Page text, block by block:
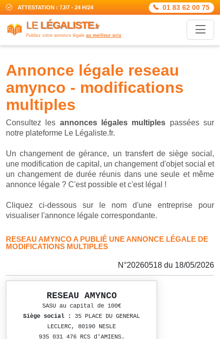
ATTESTATION : 7J/7 - 24 H/24 01 83 62 00 75
LE LÉGALISTE.fr
Publiez votre annonce légale au meilleur prix
annonce légale reseau
amynco - modifications
multiples
Consultez les annonces légales multiples passées sur
notre plateforme Le Légaliste.fr.
Un changement de gérance, un transfert de siège social,
une modification de capital, un changement d'objet social et
un changement de durée réunis dans une seule et même
annonce légale ? C'est possible et c'est légal !
Cliquez ci-dessous sur le nom d'une entreprise pour
visualiser l'annonce légale correspondante.
RESEAU AMYNCO A PUBLIÉ UNE ANNONCE LÉGALE DE
MODIFICATIONS MULTIPLES
N°20260518 du 18/05/2026
RESEAU AMYNCO
SASU au capital de 100€
Siège social :
35 PLACE DU GENERAL
LECLERC, 80190 NESLE
935 031 476 RCS d'AMIENS.